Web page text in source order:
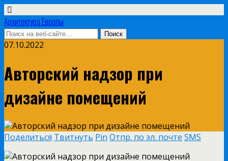
Архитектура Европы
07.10.2022
Авторский надзор при
дизайне помещений
Поделиться Твитнуть Pin Отпр. по эл. почте SMS